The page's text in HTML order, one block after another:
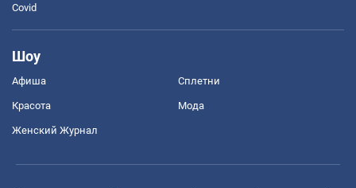
Covid
Шоу
Афиша Сплетни
Красота Мода
Женский Журнал